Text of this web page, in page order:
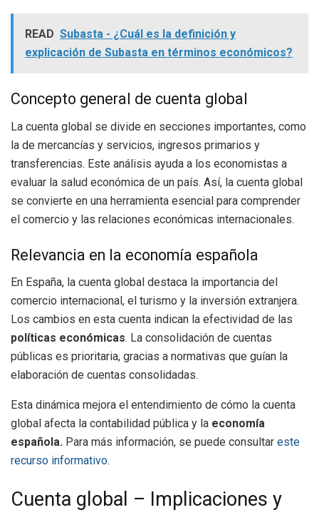
READ Subasta - ¿Cuál es la definición y
explicación de Subasta en términos económicos?
Concepto general de cuenta global
La cuenta global se divide en secciones importantes, como
la de mercancías y servicios, ingresos primarios y
transferencias. Este análisis ayuda a los economistas a
evaluar la salud económica de un país. Así, la cuenta global
se convierte en una herramienta esencial para comprender
el comercio y las relaciones económicas internacionales.
Relevancia en la economía española
En España, la cuenta global destaca la importancia del
comercio internacional, el turismo y la inversión extranjera.
Los cambios en esta cuenta indican la efectividad de las
políticas económicas. La consolidación de cuentas
públicas es prioritaria, gracias a normativas que guían la
elaboración de cuentas consolidadas.
Esta dinámica mejora el entendimiento de cómo la cuenta
global afecta la contabilidad pública y la economía
española. Para más información, se puede consultar este
recurso informativo.
Cuenta global – Implicaciones y